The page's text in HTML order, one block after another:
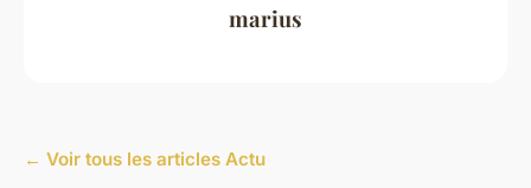
marius
← Voir tous les articles Actu